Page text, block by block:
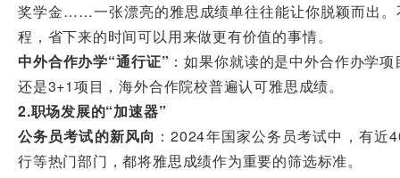
奖学金……一张漂亮的雅思成绩单往往能让你脱颖而出
程，省下来的时间可以用来做更有价值的事情。
中外合作办学“通行证” ：如果你就读的是中外合作办学
还是3+1项目，海外合作院校普遍认可雅思成绩。
2.职场发展的“加速器”
公务员考试的新风向 ：2024年国家公务员考试中，有
行等热门部门，都将雅思成绩作为重要的筛选标准。